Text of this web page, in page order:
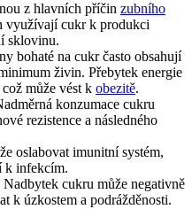
z hlavních příčin zubního
využívají cukr k produkci
sklovinu.
bohaté na cukr často obsahují
živin. Přebytek energie
může vést k obezitě.
konzumace cukru
rezistence a následného
oslabovat imunitní systém,
k infekcím.
Nadbytek cukru může negativně
k úzkostem a podrážděnosti.